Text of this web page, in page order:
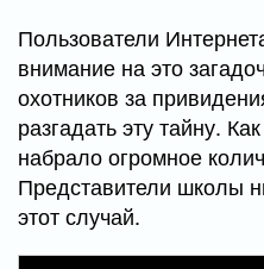
Пользователи
внимание на это
охотников за
разгадать эту тайну.
набрало огромное
Представители школы
этот случай.